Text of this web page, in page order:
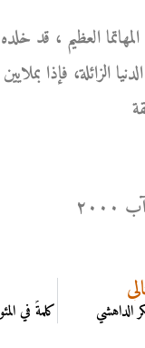
العظيم ، قد
الزائلة، فإذا
كلمةٌ في الداهشي